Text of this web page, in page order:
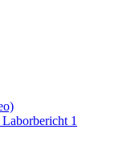
1